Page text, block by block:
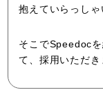
抱えていらっしゃ
そこでSpeedoc
て、採用いただき